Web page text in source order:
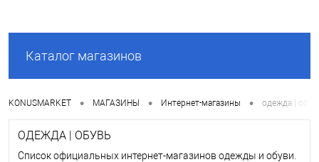
Каталог магазинов
KONUSMARKET • МАГАЗИНЫ • Интернет-магазины • одежда |
ОДЕЖДА | ОБУВЬ
Список официальных интернет-магазинов одежды и обуви.